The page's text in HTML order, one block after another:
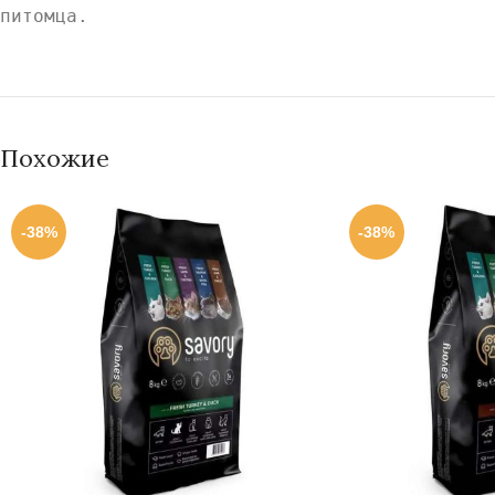
питомца.
Похожие
-38% -38%